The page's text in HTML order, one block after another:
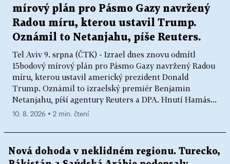
mírový plán pro Pásmo Gazy navržený
Radou míru, kterou ustavil Trump.
Oznámil to Netanjahu, píše Reuters.
Tel Aviv 9. srpna (ČTK) - Izrael dnes znovu odmítl
15bodový mírový plán pro Pásmo Gazy navržený Radou
míru, kterou ustavil americký prezident Donald
Trump. Oznámil to izraelský premiér Benjamin
Netanjahu, píší agentury Reuters a DPA. Hnutí Hamás...
10. 8. 2026 ▪ 2 min. čtení
Nová dohoda v neklidném regionu. Turecko,